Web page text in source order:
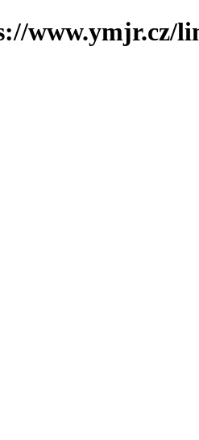
www.ymjr.cz/